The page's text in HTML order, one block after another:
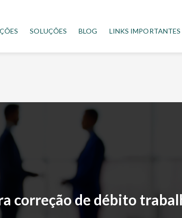
SOLUÇÕES BLOG LINKS IMPORTANTES
correção de débito